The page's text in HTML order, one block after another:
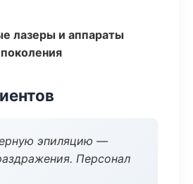
лазеры и аппараты
эпиляцию —
Персонал